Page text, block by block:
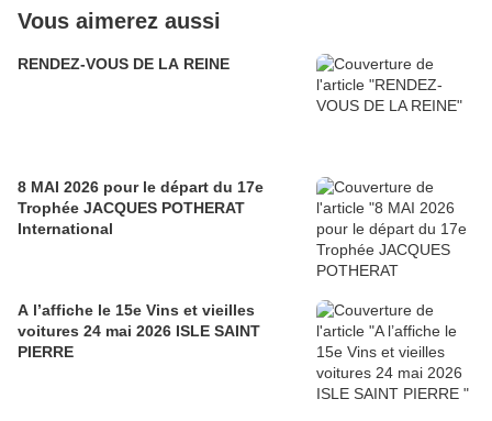
Vous aimerez aussi
RENDEZ-VOUS DE LA REINE
8 MAI 2026 pour le départ du 17e
Trophée JACQUES POTHERAT
International
A l’affiche le 15e Vins et vieilles
voitures 24 mai 2026 ISLE SAINT
PIERRE